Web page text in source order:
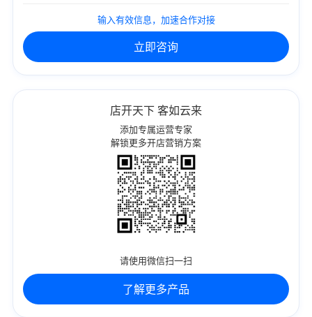
输入有效信息，加速合作对接
立即咨询
店开天下 客如云来
添加专属运营专家
解锁更多开店营销方案
请使用微信扫一扫
了解更多产品